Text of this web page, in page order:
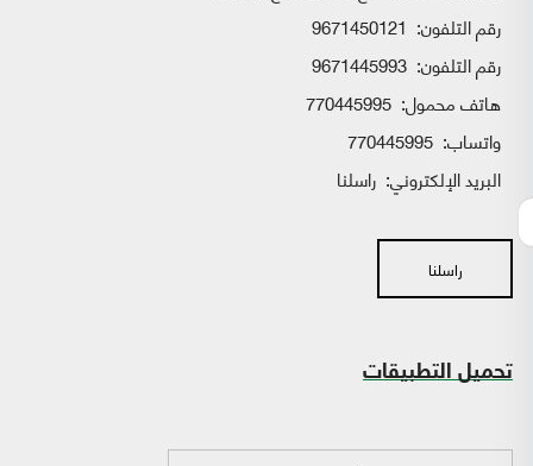
رقم التلفون: 9671450121
رقم التلفون: 9671445993
هاتف محمول: 770445995
واتساب:
البريد الإلكتروني: راسلنا
راسلنا
تحميل التطبيقات